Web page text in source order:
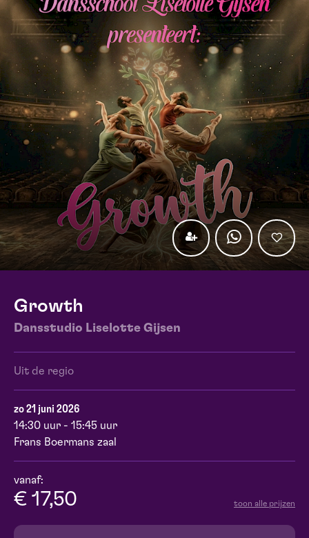
Growth
Dansstudio Liselotte Gijsen
Uit de regio
zo 21 juni 2026
14:30 uur - 15:45 uur
Frans Boermans zaal
vanaf:
€ 17,50 toon alle prijzen